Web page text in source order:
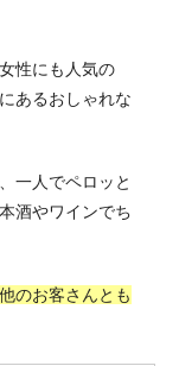
性にも人気の
あるおしゃれな
一人でペロッと
酒やワインでち
他のお客さんとも